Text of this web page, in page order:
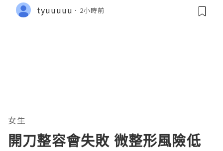
tyuuuuu 2小時前
女生
開刀整容會失敗 微整形風險低